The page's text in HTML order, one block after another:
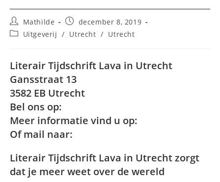
Bericht
auteur:
Mathilde
Bericht
gepubliceerd
op:
december 8, 2019
Berichtcategorie:
Uitgeverij / Utrecht / Utrecht
Literair Tijdschrift Lava in Utrecht
Gansstraat 13
3582 EB Utrecht
Bel ons op:
Meer informatie vind u op:
Of mail naar:
Literair Tijdschrift Lava in Utrecht zorgt
dat je meer weet over de wereld